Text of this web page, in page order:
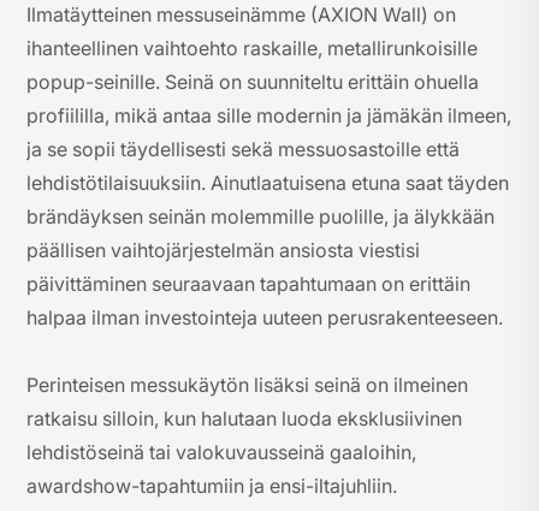
Ilmatäytteinen messuseinämme (AXION Wall) on
ihanteellinen vaihtoehto raskaille, metallirunkoisille
popup-seinille. Seinä on suunniteltu erittäin ohuella
profiililla, mikä antaa sille modernin ja jämäkän ilmeen,
ja se sopii täydellisesti sekä messuosastoille että
lehdistötilaisuuksiin. Ainutlaatuisena etuna saat täyden
brändäyksen seinän molemmille puolille, ja älykkään
päällisen vaihtojärjestelmän ansiosta viestisi
päivittäminen seuraavaan tapahtumaan on erittäin
halpaa ilman investointeja uuteen perusrakenteeseen.
Perinteisen messukäytön lisäksi seinä on ilmeinen
ratkaisu silloin, kun halutaan luoda eksklusiivinen
lehdistöseinä tai valokuvausseinä gaaloihin,
awardshow-tapahtumiin ja ensi-iltajuhliin.